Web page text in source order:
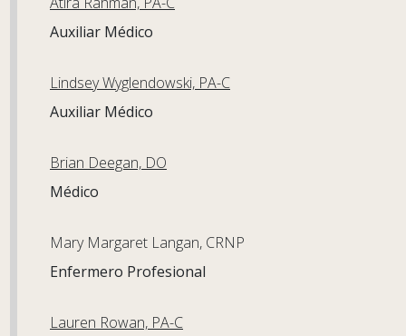
Auxiliar Médico
Lindsey Wyglendowski, PA-C
Auxiliar Médico
Brian Deegan, DO
Médico
Mary Margaret Langan, CRNP
Enfermero Profesional
Lauren Rowan, PA-C